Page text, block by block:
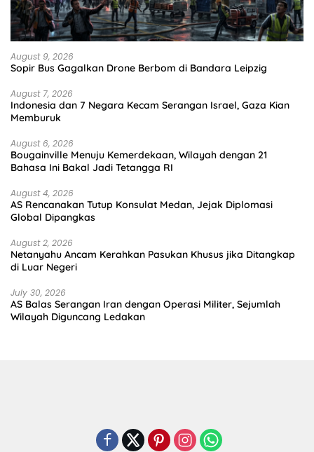
August 9, 2026
Sopir Bus Gagalkan Drone Berbom di Bandara Leipzig
August 7, 2026
Indonesia dan 7 Negara Kecam Serangan Israel, Gaza Kian
Memburuk
August 6, 2026
Bougainville Menuju Kemerdekaan, Wilayah dengan 21
Bahasa Ini Bakal Jadi Tetangga RI
August 4, 2026
AS Rencanakan Tutup Konsulat Medan, Jejak Diplomasi
Global Dipangkas
August 2, 2026
Netanyahu Ancam Kerahkan Pasukan Khusus jika Ditangkap
di Luar Negeri
July 30, 2026
AS Balas Serangan Iran dengan Operasi Militer, Sejumlah
Wilayah Diguncang Ledakan